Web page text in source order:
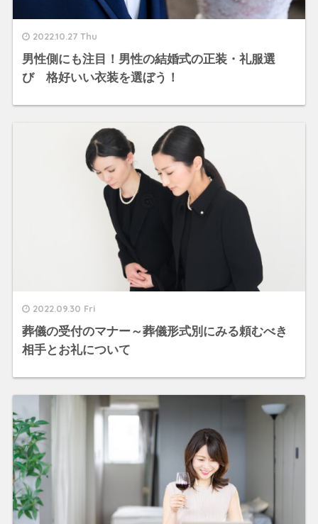
2022.10.27 Thu
男性側にも注目！男性の結婚式の正装・礼服選
び 格好いい衣装を選ぼう！
2022.09.30 Fri
葬儀の受付のマナー～葬儀形式別にみる頼むべき
相手とお礼について